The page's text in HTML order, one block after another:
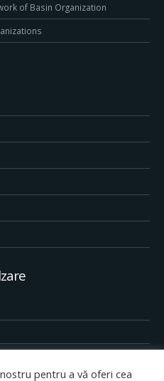
of Basin Organization
pentru a vă oferi cea